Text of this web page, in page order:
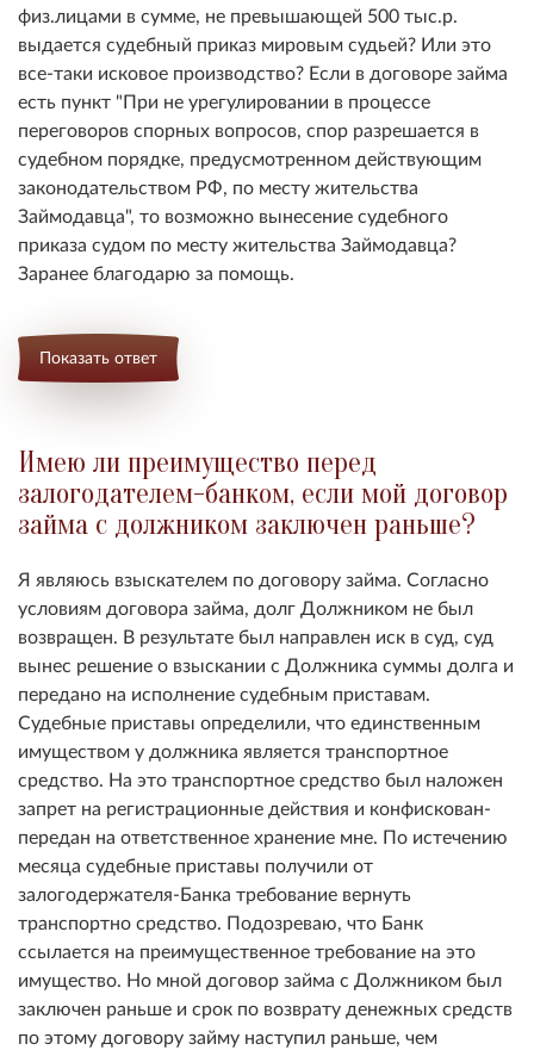
физ.лицами в сумме, не превышающей 500 тыс.р.
выдается судебный приказ мировым судьей? Или это
все-таки исковое производство? Если в договоре займа
есть пункт "При не урегулировании в процессе
переговоров спорных вопросов, спор разрешается в
судебном порядке, предусмотренном действующим
законодательством РФ, по месту жительства
Займодавца", то возможно вынесение судебного
приказа судом по месту жительства Займодавца?
Заранее благодарю за помощь.
Показать ответ
Имею ли преимущество перед
залогодателем-банком, если мой договор
займа с должником заключен раньше?
Я являюсь взыскателем по договору займа. Согласно
условиям договора займа, долг Должником не был
возвращен. В результате был направлен иск в суд, суд
вынес решение о взыскании с Должника суммы долга и
передано на исполнение судебным приставам.
Судебные приставы определили, что единственным
имуществом у должника является транспортное
средство. На это транспортное средство был наложен
запрет на регистрационные действия и конфискован-
передан на ответственное хранение мне. По истечению
месяца судебные приставы получили от
залогодержателя-Банка требование вернуть
транспортно средство. Подозреваю, что Банк
ссылается на преимущественное требование на это
имущество. Но мной договор займа с Должником был
заключен раньше и срок по возврату денежных средств
по этому договору займу наступил раньше, чем